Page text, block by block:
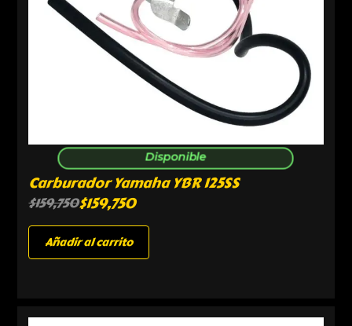
Disponible
Carburador Yamaha YBR 125SS
$159,750$159,750
Añadir al carrito